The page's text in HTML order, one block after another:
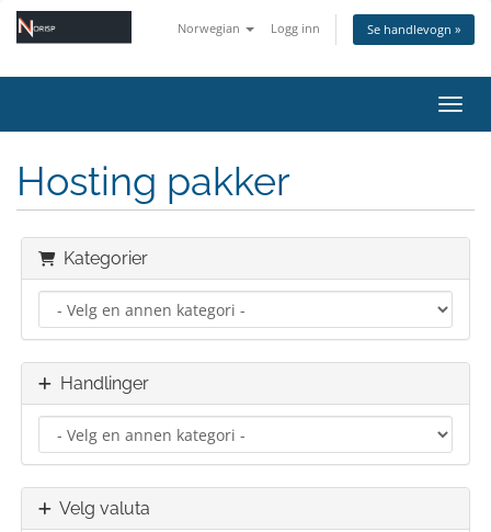
Norwegian Logg inn Se handlevogn »
Bytt
Hosting pakker
Kategorier
Handlinger
Velg valuta